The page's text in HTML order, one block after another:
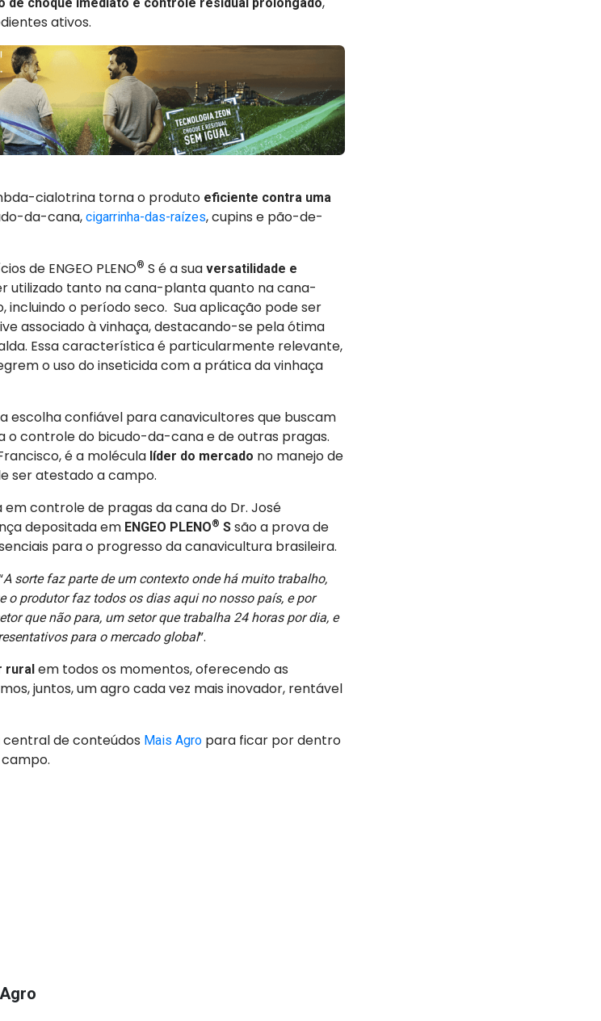
ativos.
cialotrina torna o produto eficiente contra uma
da-cana, cigarrinha-das-raízes, cupins e pão-de-
de ENGEO PLENO® S é a sua versatilidade e
utilizado tanto na cana-planta quanto na cana-
incluindo o período seco. Sua aplicação pode ser
associado à vinhaça, destacando-se pela ótima
Essa característica é particularmente relevante,
o uso do inseticida com a prática da vinhaça
escolha confiável para canavicultores que buscam
o controle do bicudo-da-cana e de outras pragas.
é a moléculalíder do mercado no manejo de
ser atestado a campo.
controle de pragas da cana do Dr. José
depositada em ENGEO PLENO® Ssão a prova de
para o progresso da canavicultura brasileira.
A sorte faz parte de um contexto onde há muito trabalho,
o produtor faz todos os dias aqui no nosso país, e por
que não para, um setor que trabalha 24 horas por dia, e
para o mercado global”.
ruralem todos os momentos, oferecendo as
juntos, um agro cada vez mais inovador, rentável
de conteúdos Mais Agropara ficar por dentro